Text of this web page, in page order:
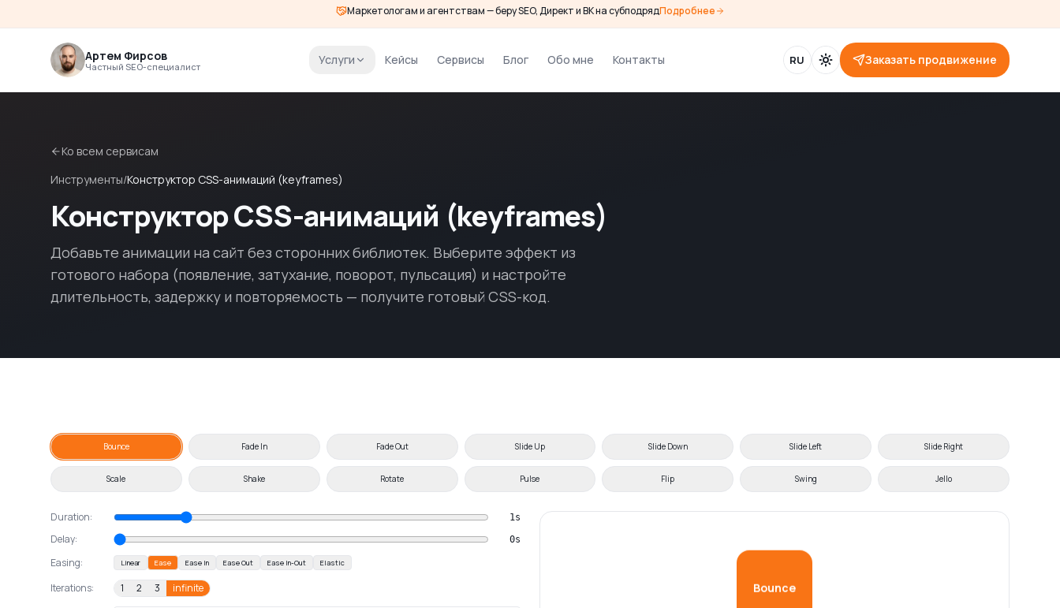
Маркетологам и агентствам — беру SEO, Директ и ВК на субподрядПодробнее
Артем Фирсов
Частный SEO-специалист Услуги Кейсы Сервисы Блог Обо мне Контакты RU Заказать продвижение
Ко всем сервисам
Инструменты/Конструктор CSS-анимаций (keyframes)
Конструктор CSS-анимаций (keyframes)
Добавьте анимации на сайт без сторонних библиотек. Выберите эффект из
готового набора (появление, затухание, поворот, пульсация) и настройте
длительность, задержку и повторяемость — получите готовый CSS-код.
Bounce Fade In Fade Out Slide Up Slide Down Slide Left Slide Right
Scale Shake Rotate Pulse Flip Swing Jello
Duration: 1s
Delay: 0s
Easing: Linear Ease Ease In Ease Out Ease In-Out Elastic
Iterations: 1 2 3 infinite Bounce